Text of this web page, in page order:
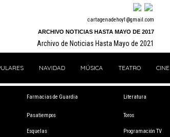
cartagenadehoy1@gmail.com
ARCHIVO NOTICIAS HASTA MAYO DE 2017
Archivo de Noticias Hasta Mayo de 2021
NAVIDAD MÚSICA TEATRO CINE
Farmacias de Guardia
Pasatiempos
Esquelas
Literatura
Toros
Programación TV